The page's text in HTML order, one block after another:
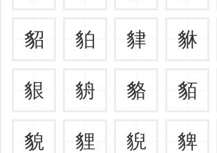
貂 貃 貄 貅
貇 貈 貉 貊
貌 貍 貎 貏